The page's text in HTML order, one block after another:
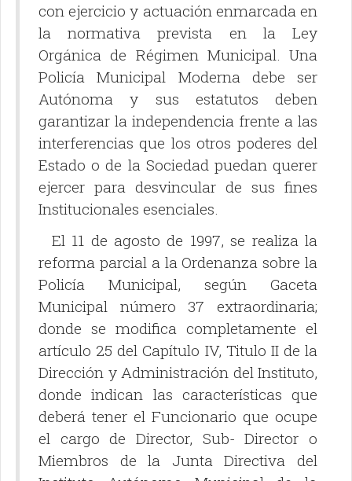
con ejercicio y actuación enmarcada en
la normativa prevista en la Ley
Orgánica de Régimen Municipal. Una
Policía Municipal Moderna debe ser
Autónoma y sus estatutos deben
garantizar la independencia frente a las
interferencias que los otros poderes del
Estado o de la Sociedad puedan querer
ejercer para desvincular de sus fines
Institucionales esenciales.
El 11 de agosto de 1997, se realiza la
reforma parcial a la Ordenanza sobre la
Policía Municipal, según Gaceta
Municipal número 37 extraordinaria;
donde se modifica completamente el
artículo 25 del Capítulo IV, Titulo II de la
Dirección y Administración del Instituto,
donde indican las características que
deberá tener el Funcionario que ocupe
el cargo de Director, Sub- Director o
Miembros de la Junta Directiva del